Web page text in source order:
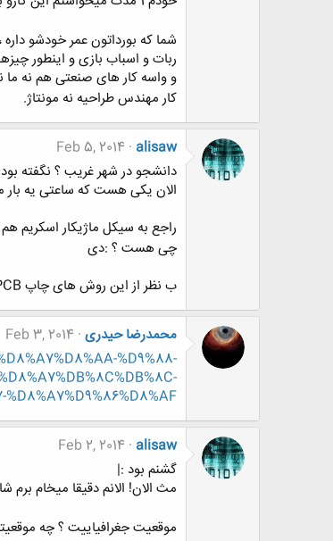
شما که بورداتون عمر خودشو
ربات و اسباب بازی و اینطور
و واسه کار های صنعتی هم نه ما
کار مهندس طراحیه نه مونتاژ.
alisaw
Feb 5, 2014
دانشجو در شهر غریب ؟ نگفته
الان یکی هست که ساعتی یه بار
راجع به سیکل ماژیکار اسکریم
چی هست ؟ :دی
ب نظر از این روش های چاپ PCB میاد
محمدرضا حیدری Feb 3, 2014
%D9%88-
alisaw
Feb 2, 2014
گشنم بود :|
مث الان! الانم دقیقا میخام برم
موقعیت جغرافیاییت ؟ چه